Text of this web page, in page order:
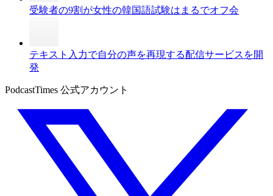
受験者の9割が女性の韓国語試験はまるでオフ会
テキスト入力で自分の声を再現する配信サービスを開
発
PodcastTimes 公式アカウント